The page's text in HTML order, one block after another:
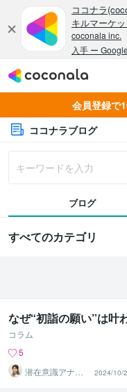
会員登録で
ココナラブログ
ブログ
すべてのカテゴリ
なぜ“初詣の願い”は叶
コラム
5
潜在意識アナリ
スト 吉村京子
2024/10/